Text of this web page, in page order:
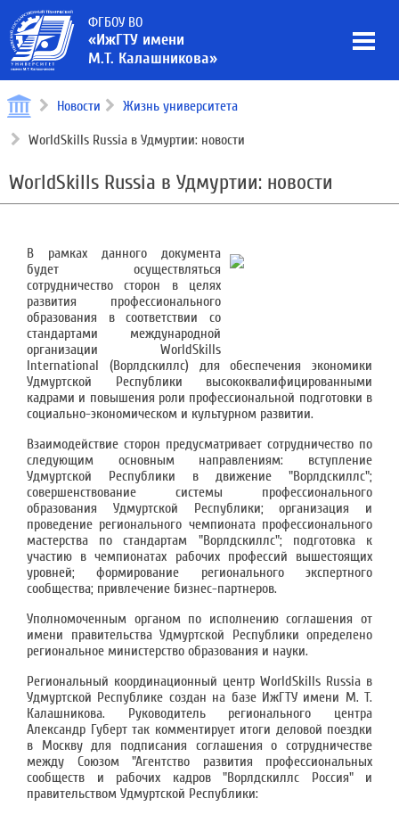
ФГБОУ ВО
«ИжГТУ имени
М.Т. Калашникова»
Новости Жизнь университета
WorldSkills Russia в Удмуртии: новости
WorldSkills Russia в Удмуртии: новости
В рамках данного документа
будет осуществляться
сотрудничество сторон в целях
развития профессионального
образования в соответствии со
стандартами международной
организации WorldSkills
International (Ворлдскиллс) для обеспечения экономики
Удмуртской Республики высококвалифицированными
кадрами и повышения роли профессиональной подготовки в
социально-экономическом и культурном развитии.
Взаимодействие сторон предусматривает сотрудничество по
следующим основным направлениям: вступление
Удмуртской Республики в движение "Ворлдскиллс";
совершенствование системы профессионального
образования Удмуртской Республики; организация и
проведение регионального чемпионата профессионального
мастерства по стандартам "Ворлдскиллс"; подготовка к
участию в чемпионатах рабочих профессий вышестоящих
уровней; формирование регионального экспертного
сообщества; привлечение бизнес-партнеров.
Уполномоченным органом по исполнению соглашения от
имени правительства Удмуртской Республики определено
региональное министерство образования и науки.
Региональный координационный центр WorldSkills Russia в
Удмуртской Республике создан на базе ИжГТУ имени М. Т.
Калашникова. Руководитель регионального центра
Александр Губерт так комментирует итоги деловой поездки
в Москву для подписания соглашения о сотрудничестве
между Союзом "Агентство развития профессиональных
сообществ и рабочих кадров "Ворлдскиллс Россия" и
правительством Удмуртской Республики: